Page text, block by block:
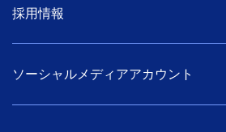
採用情報
ソーシャルメディアアカウント